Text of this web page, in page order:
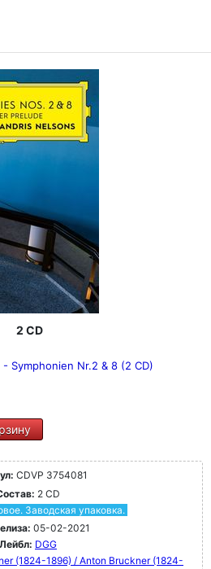
2 CD
Symphonien Nr.2 & 8 (2 CD)
CDVP 3754081
2 CD
Заводская упаковка.
05-02-2021
Лейбл: DGG
(1824-1896) / Anton Bruckner (1824-